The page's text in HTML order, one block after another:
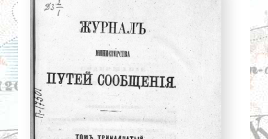
Контакты
Партнеры